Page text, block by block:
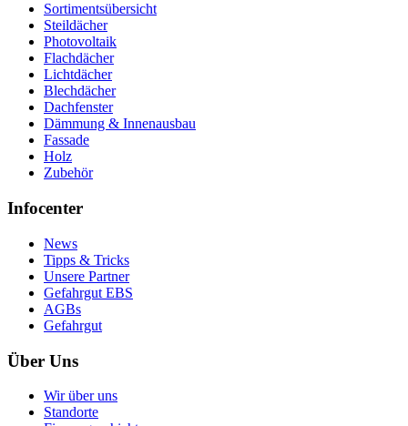
Sortimentsübersicht
Steildächer
Photovoltaik
Flachdächer
Lichtdächer
Blechdächer
Dachfenster
Dämmung & Innenausbau
Fassade
Holz
Zubehör
Infocenter
News
Tipps & Tricks
Unsere Partner
Gefahrgut EBS
AGBs
Gefahrgut
Über Uns
Wir über uns
Standorte